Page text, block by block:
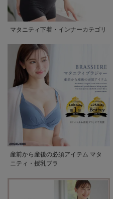
マタニティ下着・インナーカテゴリ
産前から産後の必須アイテム マタ
ニティ・授乳ブラ